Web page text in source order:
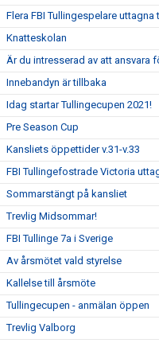
Flera FBI Tullingespelare
Knatteskolan
Är du intresserad av att ansvara
Innebandyn är tillbaka
Idag startar Tullingecupen 2021!
Pre Season Cup
Kansliets öppettider v.31-v.33
FBI Tullingefostrade Victoria
Sommarstängt på kansliet
Trevlig Midsommar!
FBI Tullinge 7a i Sverige
Av årsmötet vald styrelse
Kallelse till årsmöte
Tullingecupen - anmälan öppen
Trevlig Valborg